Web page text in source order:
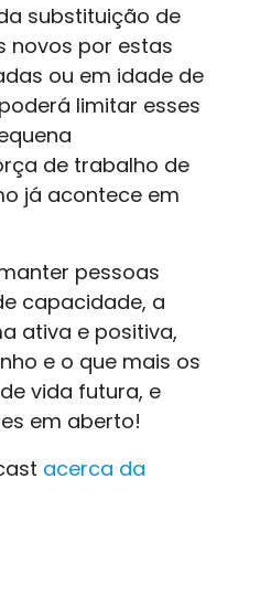
substituição de
novos por estas
ou em idade de
limitar esses
de trabalho de
já acontece em
pessoas
capacidade, a
ativa e positiva,
e o que mais os
vida futura, e
em aberto!
acerca da